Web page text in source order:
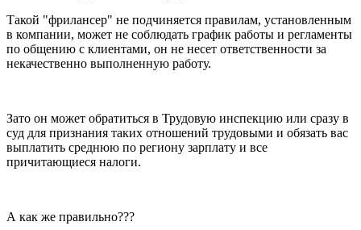
Такой "фрилансер" не подчиняется правилам, установленным
в компании, может не соблюдать график работы и регламенты
по общению с клиентами, он не несет ответственности за
некачественно выполненную работу.
Зато он может обратиться в Трудовую инспекцию или сразу в
суд для признания таких отношений трудовыми и обязать вас
выплатить среднюю по региону зарплату и все
причитающиеся налоги.
А как же правильно???